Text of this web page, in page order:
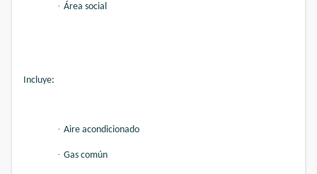
· Área social
Incluye:
· Aire acondicionado
· Gas común